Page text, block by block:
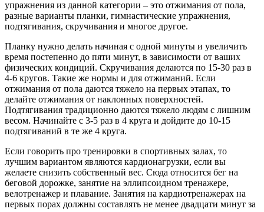
упражнения из данной категории – это отжимания от пола,
разные варианты планки, гимнастические упражнения,
подтягивания, скручивания и многое другое.
Планку нужно делать начиная с одной минуты и увеличить
время постепенно до пяти минут, в зависимости от ваших
физических кондиций. Скручивания делаются по 15-30 раз в
4-6 кругов. Такие же нормы и для отжиманий. Если
отжимания от пола даются тяжело на первых этапах, то
делайте отжимания от наклонных поверхностей.
Подтягивания традиционно даются тяжело людям с лишним
весом. Начинайте с 3-5 раз в 4 круга и дойдите до 10-15
подтягиваний в те же 4 круга.
Если говорить про тренировки в спортивных залах, то
лучшим вариантом являются кардионагрузки, если вы
желаете снизить собственный вес. Сюда относится бег на
беговой дорожке, занятие на эллипсоидном тренажере,
велотренажер и плавание. Занятия на кардиотренажерах на
первых порах должны составлять не менее двадцати минут за